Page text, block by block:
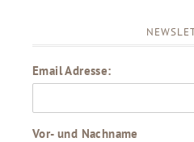
Email Adresse:
Vor- und Nachname